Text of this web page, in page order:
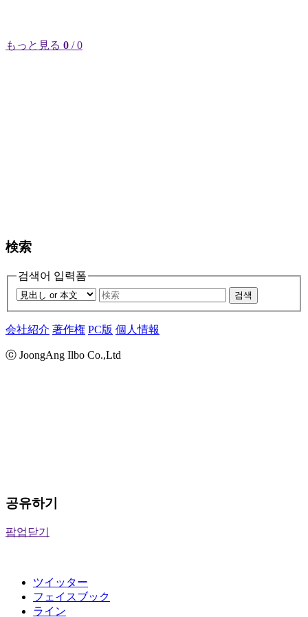
もっと見る 0 / 0
検索
검색어 입력폼
검색
会社紹介 著作権 PC版 個人情報
ⓒ JoongAng Ilbo Co.,Ltd
공유하기
팝업닫기
ツイッター
フェイスブック
ライン